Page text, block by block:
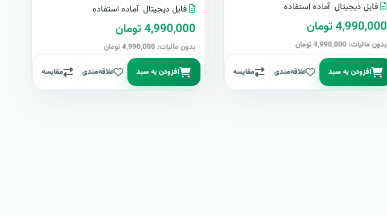
فایل دیجیتال آماده استفاده
4,990,000 تومان
بدون مالیات: 4,990,000 تومان
افزودن به سبد علاقه‌مندی مقایسه
فایل دیجیتال آماده استفاده
4,990,000 تومان
بدون مالیات: 4,990,000 تومان
افزودن به سبد علاقه‌مندی مقایسه